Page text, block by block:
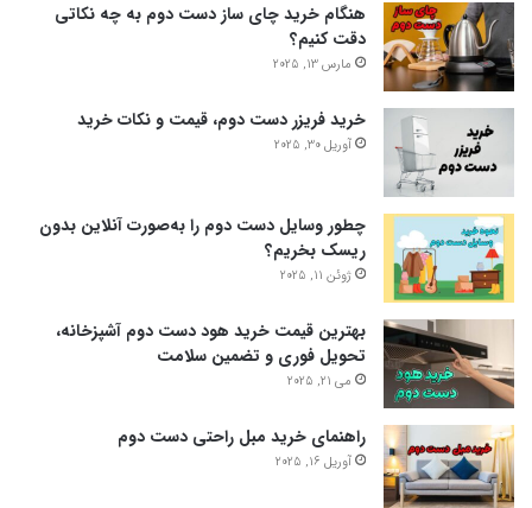
هنگام خرید چای ساز دست دوم به چه نکاتی
دقت کنیم؟
مارس 13, 2025
خرید فریزر دست دوم، قیمت و نکات خرید
آوریل 30, 2025
چطور وسایل دست دوم را به‌صورت آنلاین ‌بدون
ریسک بخریم؟
ژوئن 11, 2025
بهترین قیمت خرید هود دست دوم آشپزخانه،
تحویل فوری و تضمین سلامت
می 21, 2025
راهنمای خرید مبل راحتی دست دوم
آوریل 16, 2025